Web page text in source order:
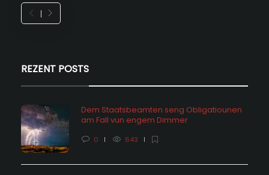
REZENT POSTS
Dem Staatsbeamten seng Obligatiounen
am Fall vun engem Dimmer
0 643